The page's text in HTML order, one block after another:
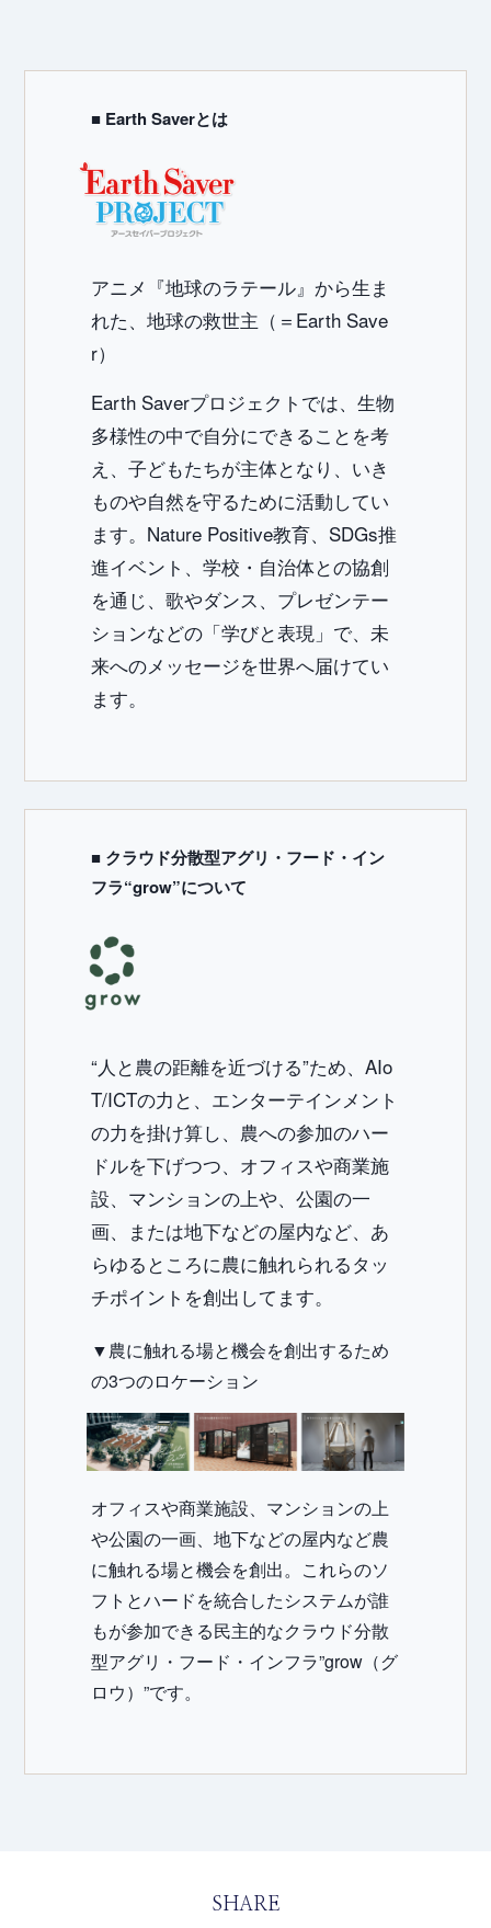
■ Earth Saverとは
アニメ『地球のラテール』から生ま
れた、地球の救世主（＝Earth Save
r）
Earth Saverプロジェクトでは、生物
多様性の中で自分にできることを考
え、子どもたちが主体となり、いき
ものや自然を守るために活動してい
ます。Nature Positive教育、SDGs推
進イベント、学校・自治体との協創
を通じ、歌やダンス、プレゼンテー
ションなどの「学びと表現」で、未
来へのメッセージを世界へ届けてい
ます。
■ クラウド分散型アグリ・フード・イン
フラ“grow”について
“人と農の距離を近づける”ため、AIo
T/ICTの力と、エンターテインメント
の力を掛け算し、農への参加のハー
ドルを下げつつ、オフィスや商業施
設、マンションの上や、公園の一
画、または地下などの屋内など、あ
らゆるところに農に触れられるタッ
チポイントを創出してます。
▼農に触れる場と機会を創出するため
の3つのロケーション
オフィスや商業施設、マンションの上
や公園の一画、地下などの屋内など農
に触れる場と機会を創出。これらのソ
フトとハードを統合したシステムが誰
もが参加できる民主的なクラウド分散
型アグリ・フード・インフラ”grow（グ
ロウ）”です。
SHARE